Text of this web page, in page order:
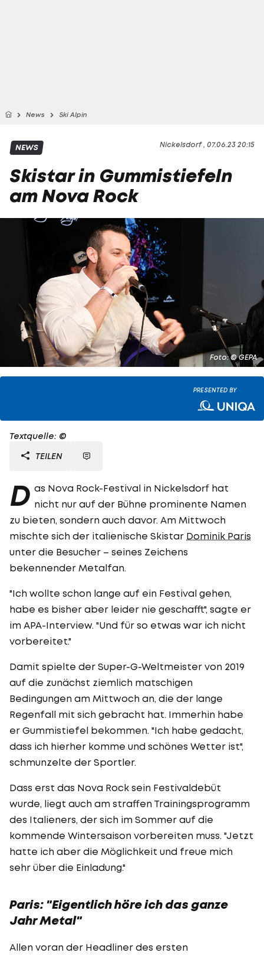
News Ski Alpin
Nickelsdorf , 07.06.23 20:15
NEWS
Skistar in Gummistiefeln
am Nova Rock
Foto: © GEPA
PRESENTED BY
Textquelle: ©
TEILEN
D as Nova Rock-Festival in Nickelsdorf hat
nicht nur auf der Bühne prominente Namen
zu bieten, sondern auch davor. Am Mittwoch
mischte sich der italienische Skistar Dominik Paris
unter die Besucher – seines Zeichens
bekennender Metalfan.
"Ich wollte schon lange auf ein Festival gehen,
habe es bisher aber leider nie geschafft", sagte er
im APA-Interview. "Und für so etwas war ich nicht
vorbereitet."
Damit spielte der Super-G-Weltmeister von 2019
auf die zunächst ziemlich matschigen
Bedingungen am Mittwoch an, die der lange
Regenfall mit sich gebracht hat. Immerhin habe
er Gummistiefel bekommen. "Ich habe gedacht,
dass ich hierher komme und schönes Wetter ist",
schmunzelte der Sportler.
Dass erst das Nova Rock sein Festivaldebüt
wurde, liegt auch am straffen Trainingsprogramm
des Italieners, der sich im Sommer auf die
kommende Wintersaison vorbereiten muss. "Jetzt
hatte ich aber die Möglichkeit und freue mich
sehr über die Einladung."
Paris: "Eigentlich höre ich das ganze
Jahr Metal"
Allen voran der Headliner des ersten